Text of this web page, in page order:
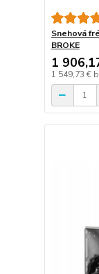
Snehová
BROKE
1
1 549,73 €